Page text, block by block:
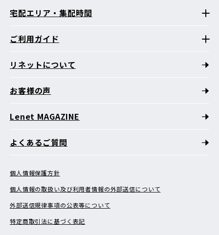
宅配エリア・集配時間
ご利用ガイド
リネットについて
お客様の声
Lenet MAGAZINE
よくあるご質問
個人情報保護方針
個人情報の取扱い及び利用者情報の外部送信について
外部送信規律事項の公表等について
特定商取引法に基づく表記